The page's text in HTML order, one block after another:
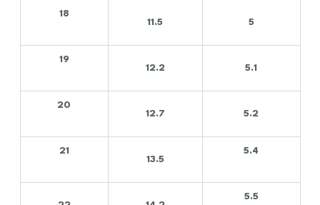
18
11.5
5
19
12.2
5.1
20
12.7
5.2
21
13.5
5.4
5.5